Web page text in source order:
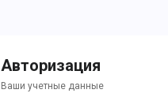
Авторизация
Ваши учетные данные